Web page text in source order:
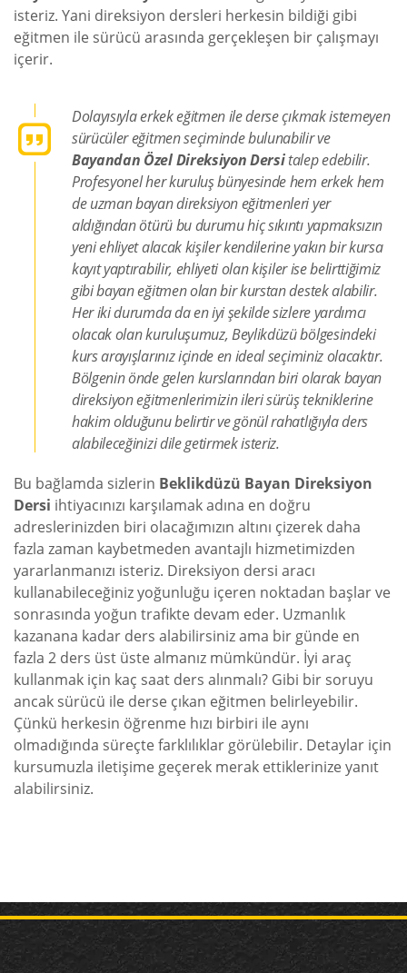
isteriz. Yani direksiyon dersleri herkesin bildiği gibi
eğitmen ile sürücü arasında gerçekleşen bir çalışmayı
içerir.
Dolayısıyla erkek eğitmen ile derse çıkmak istemeyen
sürücüler eğitmen seçiminde bulunabilir ve
Bayandan Özel Direksiyon Dersitalep edebilir.
Profesyonel her kuruluş bünyesinde hem erkek hem
de uzman bayan direksiyon eğitmenleri yer
aldığından ötürü bu durumu hiç sıkıntı yapmaksızın
yeni ehliyet alacak kişiler kendilerine yakın bir kursa
kayıt yaptırabilir, ehliyeti olan kişiler ise belirttiğimiz
gibi bayan eğitmen olan bir kurstan destek alabilir.
Her iki durumda da en iyi şekilde sizlere yardımcı
olacak olan kuruluşumuz, Beylikdüzü bölgesindeki
kurs arayışlarınız içinde en ideal seçiminiz olacaktır.
Bölgenin önde gelen kurslarından biri olarak bayan
direksiyon eğitmenlerimizin ileri sürüş tekniklerine
hakim olduğunu belirtir ve gönül rahatlığıyla ders
alabileceğinizi dile getirmek isteriz.
Bu bağlamda sizlerin Beklikdüzü Bayan Direksiyon
Dersi ihtiyacınızı karşılamak adına en doğru
adreslerinizden biri olacağımızın altını çizerek daha
fazla zaman kaybetmeden avantajlı hizmetimizden
yararlanmanızı isteriz. Direksiyon dersi aracı
kullanabileceğiniz yoğunluğu içeren noktadan başlar ve
sonrasında yoğun trafikte devam eder. Uzmanlık
kazanana kadar ders alabilirsiniz ama bir günde en
fazla 2 ders üst üste almanız mümkündür. İyi araç
kullanmak için kaç saat ders alınmalı? Gibi bir soruyu
ancak sürücü ile derse çıkan eğitmen belirleyebilir.
Çünkü herkesin öğrenme hızı birbiri ile aynı
olmadığında süreçte farklılıklar görülebilir. Detaylar için
kursumuzla iletişime geçerek merak ettiklerinize yanıt
alabilirsiniz.